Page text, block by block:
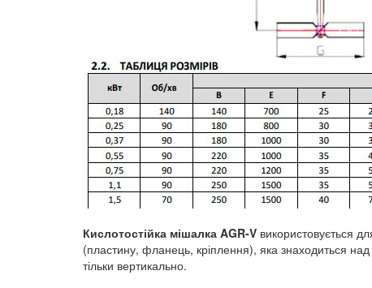
Кислотостійка мішалка AGR-V використовується
(пластину, фланець, кріплення), яка знаходиться
тільки вертикально.